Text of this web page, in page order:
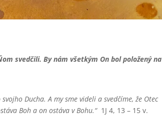
svedčili. By nám všetkým On bol položený na
Ducha. A my sme videli a svedčíme, že Otec
Boh a on ostáva v Bohu.“1J 4, 13 – 15 v.